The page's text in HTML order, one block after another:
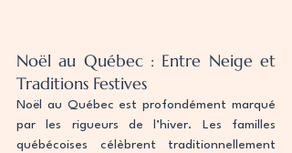
Noël au Québec : Entre Neige et
Traditions Festives
Noël au Québec est profondément marqué
par les rigueurs de l’hiver. Les familles
québécoises célèbrent traditionnellement